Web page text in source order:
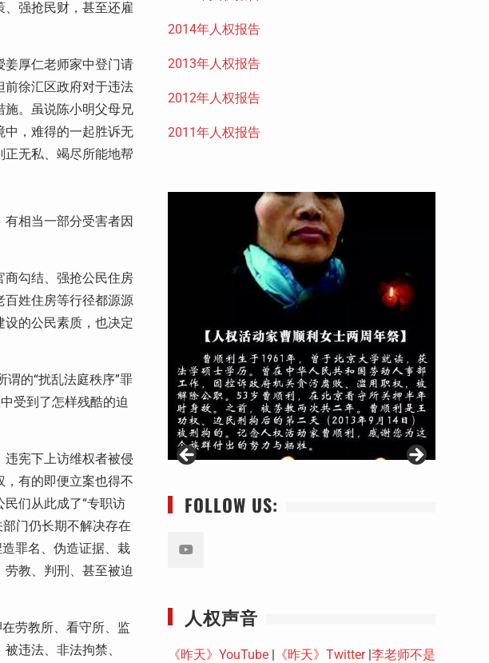
强抢民财，甚至还雇
姜厚仁老师家中登门请
前徐汇区政府对于违法
施。虽说陈小明父母兄
中，难得的一起胜诉无
正无私、竭尽所能地帮
相当一部分受害者因
商勾结、强抢公民住房
百姓住房等行径都源源
的公民素质，也决定
的“扰乱法庭秩序”罪
受到了怎样残酷的迫
宪下上访维权者被侵
有的即便立案也得不
们从此成了“专职访
门仍长期不解决存在
罪名、伪造证据、栽
教、判刑、甚至被迫
劳教所、看守所、监
违法、非法拘禁、
2014年人权报告
2013年人权报告
2012年人权报告
2011年人权报告
FOLLOW US:
人权声音
《昨天》YouTube | 《昨天》Twitter|李老师不是